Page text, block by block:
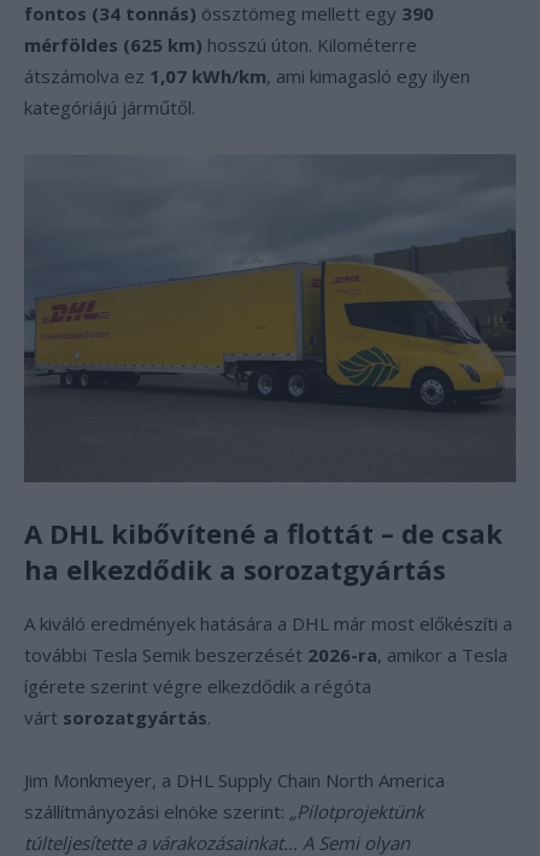
fontos (34 tonnás) össztömeg mellett egy 390
mérföldes (625 km) hosszú úton. Kilométerre
átszámolva ez 1,07 kWh/km, ami kimagasló egy ilyen
kategóriájú járműtől.
A DHL kibővítené a flottát – de csak
ha elkezdődik a sorozatgyártás
A kiváló eredmények hatására a DHL már most előkészíti a
további Tesla Semik beszerzését 2026-ra, amikor a Tesla
ígérete szerint végre elkezdődik a régóta
várt sorozatgyártás.
Jim Monkmeyer, a DHL Supply Chain North America
szállítmányozási elnöke szerint: „Pilotprojektünk
túlteljesítette a várakozásainkat… A Semi olyan